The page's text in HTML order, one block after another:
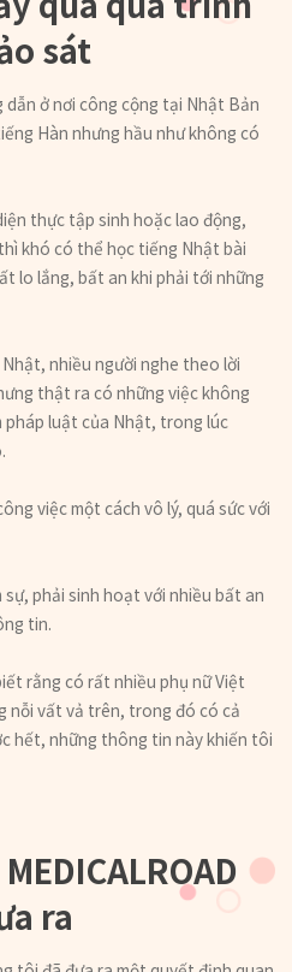
sát
ở nơi công cộng tại Nhật Bản
Hàn nhưng hầu như không có
thực tập sinh hoặc lao động,
khó có thể học tiếng Nhật bài
lo lắng, bất an khi phải tới những
nhiều người nghe theo lời
thật ra có những việc không
pháp luật của Nhật, trong lúc
việc một cách vô lý, quá sức với
phải sinh hoạt với nhiều bất an
tin.
rằng có rất nhiều phụ nữ Việt
nỗi vất vả trên, trong đó có cả
hết, những thông tin này khiến tôi
ra